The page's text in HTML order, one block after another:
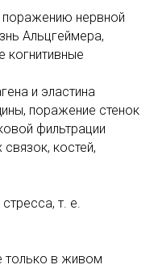
поражению нервной
Альцгеймера,
когнитивные
и эластина
поражение стенок
фильтрации
костей,
т. е.
только в живом